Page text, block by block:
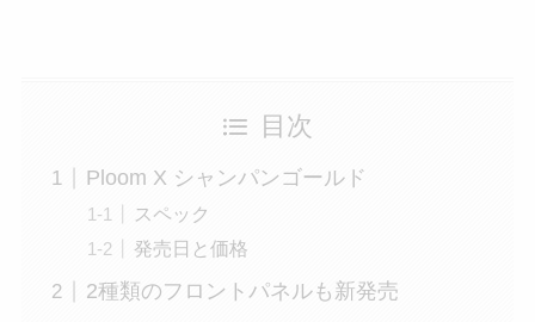
目次
Ploom X シャンパンゴールド
スペック
発売日と価格
2種類のフロントパネルも新発売